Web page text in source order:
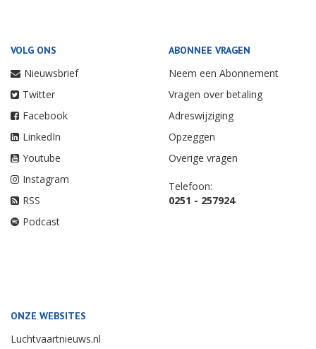
VOLG ONS
Nieuwsbrief
Twitter
Facebook
LinkedIn
Youtube
Instagram
RSS
Podcast
ABONNEE VRAGEN
Neem een Abonnement
Vragen over betaling
Adreswijziging
Opzeggen
Overige vragen
Telefoon:
0251 - 257924
ONZE WEBSITES
Luchtvaartnieuws.nl